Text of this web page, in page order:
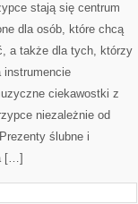
stają się centrum
dla osób, które chcą
a także dla tych, którzy
instrumencie
ciekawostki z
niezależnie od
ślubne i
[…]